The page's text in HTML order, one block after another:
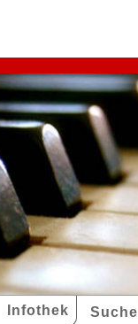
Infothek Suche